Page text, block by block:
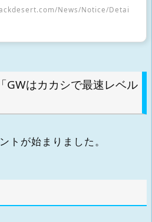
News/Notice/Detai
はカカシで最速レベル
トが始まりました。